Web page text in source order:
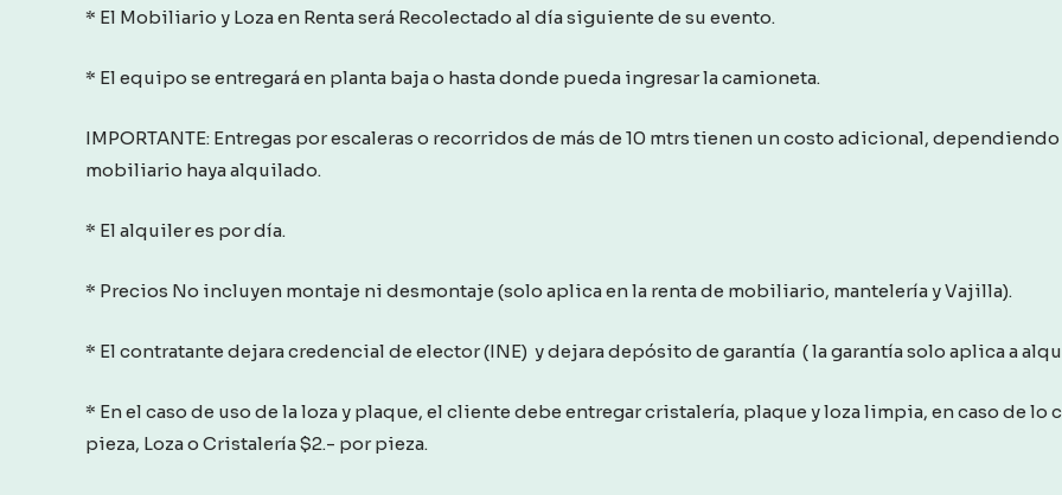
* El Mobiliario y Loza en Renta será Recolectado al día siguiente de su evento.
* El equipo se entregará en planta baja o hasta donde pueda ingresar la camioneta.
IMPORTANTE: Entregas por escaleras o recorridos de más de 10 mtrs tienen un costo adicional,
mobiliario haya alquilado.
* El alquiler es por día.
* Precios No incluyen montaje ni desmontaje (solo aplica en la renta de mobiliario, mantelería y Vajilla).
* El contratante dejara credencial de elector (INE) y dejara depósito de garantía ( la garantía solo aplica a
* En el caso de uso de la loza y plaque, el cliente debe entregar cristalería, plaque y loza limpia, en caso de
pieza, Loza o Cristalería $2.- por pieza.